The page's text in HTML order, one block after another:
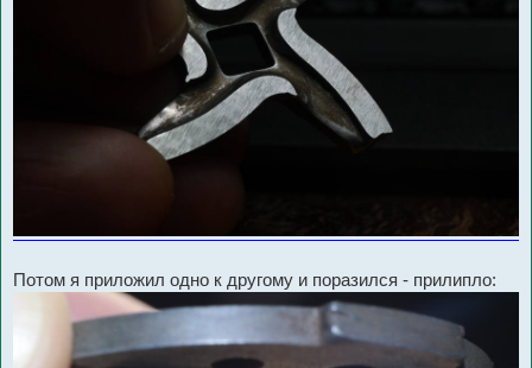
Потом я приложил одно к другому и поразился - прилипло: